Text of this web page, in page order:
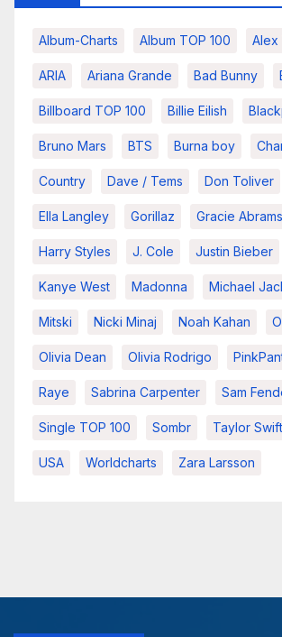
Album-Charts Album TOP 100 Alex
ARIA Ariana Grande Bad Bunny
Billboard TOP 100 Billie Eilish
Bruno Mars BTS Burna boy
Country Dave / Tems Don Toliver
Ella Langley Gorillaz Gracie Abrams
Harry Styles J. Cole Justin Bieber
Kanye West Madonna Michael
Mitski Nicki Minaj Noah Kahan
Olivia Dean Olivia Rodrigo
Raye Sabrina Carpenter Sam
Single TOP 100 Sombr Taylor Swift
USA Worldcharts Zara Larsson